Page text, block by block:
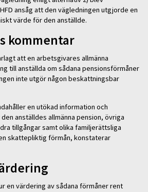
ansåg att den vägledningen utgjorde en
värde för den anställde.
kommentar
att en arbetsgivares allmänna
till anställda om sådana pensionsförmåner
inte utgör någon beskattningsbar
en utökad information och
anställdes allmänna pension, övriga
tillgångar samt olika familjerättsliga
skattepliktig förmån, konstaterar
en värdering av sådana förmåner rent